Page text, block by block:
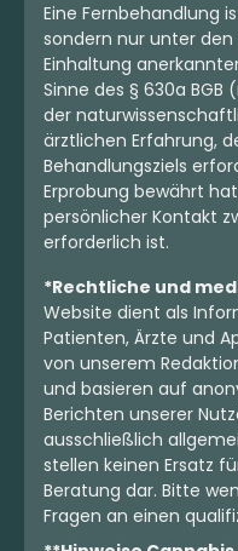
Eine Fernbehandlung
sondern nur unter den
Einhaltung
Sinne des § 630a
der
ärztlichen Erfahrung,
Behandlungsziels
Erprobung bewährt
persönlicher Kontakt
erforderlich ist.
*Rechtliche und
Website dient als
Patienten, Ärzte und
von unserem
und basieren auf
Berichten unserer
ausschließlich
stellen keinen Ersatz
Beratung dar. Bitte
Fragen an einen